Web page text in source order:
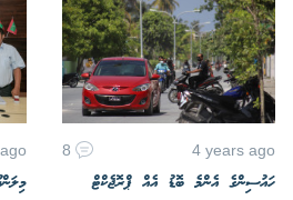
4 years ago
8
ހައުސިންގެ އެންމެ ބޮޑު އެއް ޕްރޮޖެކްޓް